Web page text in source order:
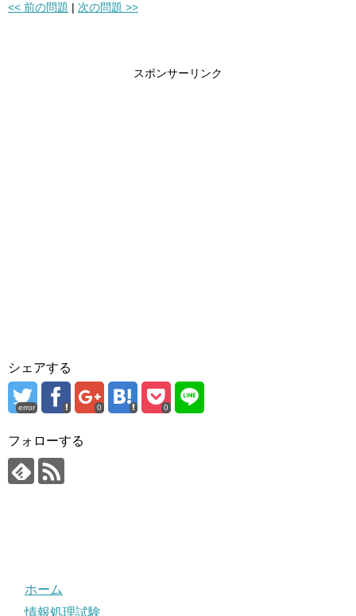
<< 前の問題 | 次の問題 >>
スポンサーリンク
シェアする
error 0 0
フォローする
ホーム
情報処理試験